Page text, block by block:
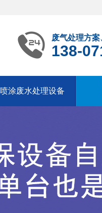
废气处理方
138-
喷涂废水处理设备